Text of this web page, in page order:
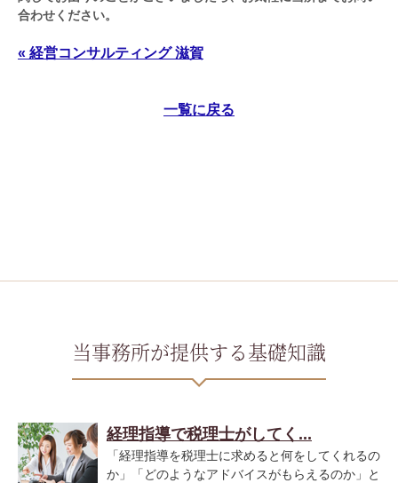
合わせください。
« 経営コンサルティング 滋賀
一覧に戻る
当事務所が提供する基礎知識
経理指導で税理士がしてく...
「経理指導を税理士に求めると何をしてくれるの
か」「どのようなアドバイスがもらえるのか」と